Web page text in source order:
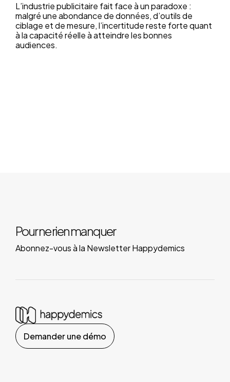
L’industrie publicitaire fait face à un paradoxe :
malgré une abondance de données, d’outils de
ciblage et de mesure, l’incertitude reste forte quant
à la capacité réelle à atteindre les bonnes
audiences.
Pour ne rien manquer
Abonnez-vous à la Newsletter Happydemics
Demander une démo